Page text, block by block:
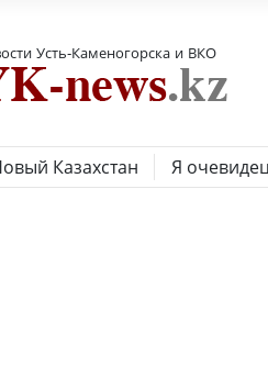
Усть-Каменогорска и ВКО
Казахстан Я